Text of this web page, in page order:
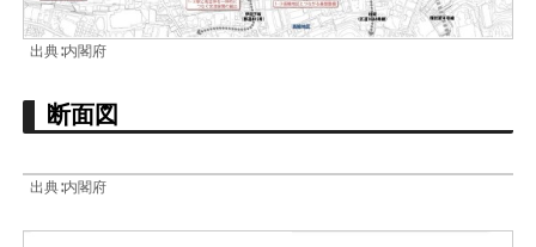
出典∶内閣府
断面図
出典∶内閣府